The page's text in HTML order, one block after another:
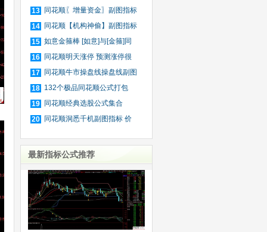
13
同花顺〖增量资金〗副图指标
14
同花顺【机构神偷】副图指标
15 如意金箍棒 [如意]与[金箍]同
16
同花顺明天涨停 预测涨停很
可
17
同花顺牛市操盘线操盘线副图
指
18 132个极品同花顺公式打包
19
同花顺经典选股公式集合
20
同花顺洞悉千机副图指标 价
最新指标公式推荐